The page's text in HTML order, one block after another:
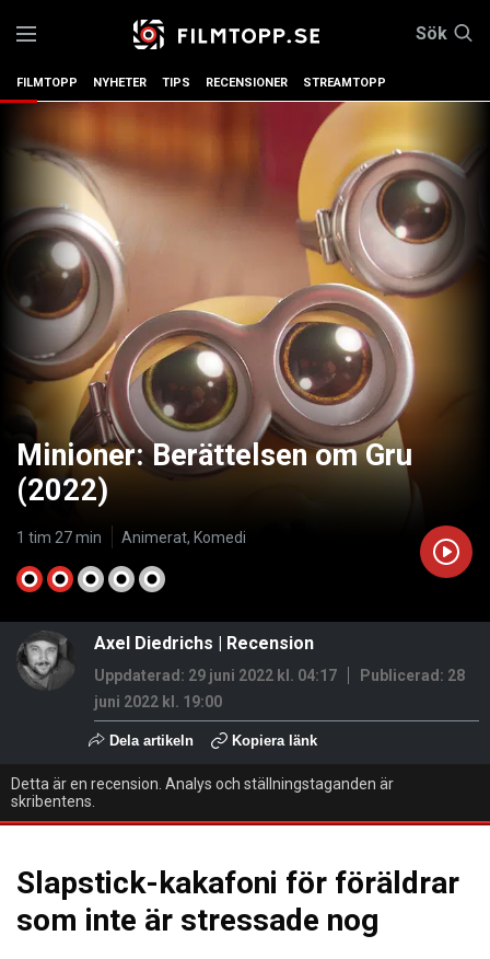
Sök
FILMTOPP NYHETER TIPS RECENSIONER STREAMTOPP
Minioner: Berättelsen om Gru
(2022)
1 tim 27 min Animerat, Komedi
Axel Diedrichs | Recension
Uppdaterad: 29 juni 2022 kl. 04:17 Publicerad: 28
juni 2022 kl. 19:00
Dela artikeln Kopiera länk
Detta är en recension. Analys och ställningstaganden är
skribentens.
Slapstick-kakafoni för föräldrar
som inte är stressade nog